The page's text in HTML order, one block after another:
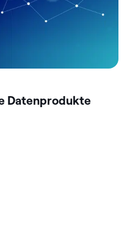
in verschiedenen
finden Sie
Datenprodukte